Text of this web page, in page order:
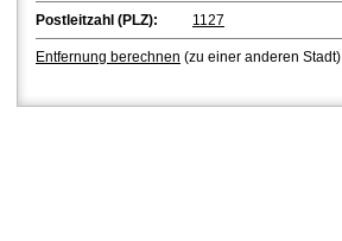
Postleitzahl (PLZ): 1127
Entfernung berechnen (zu einer anderen Stadt)